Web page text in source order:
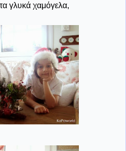
τα γλυκά χαμόγελα,